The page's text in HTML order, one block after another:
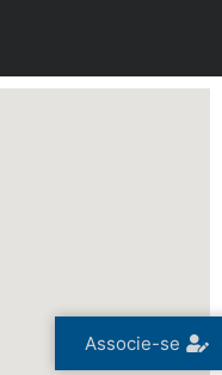
Associe-se